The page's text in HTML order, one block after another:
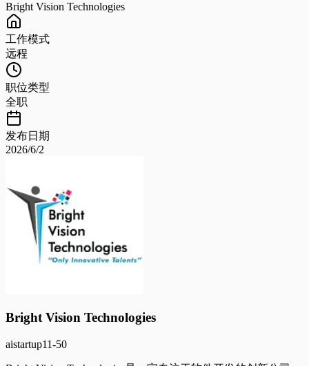
Bright Vision Technologies
工作模式
远程
职位类型
全职
发布日期
2026/6/2
Bright Vision Technologies
aistartup11-50